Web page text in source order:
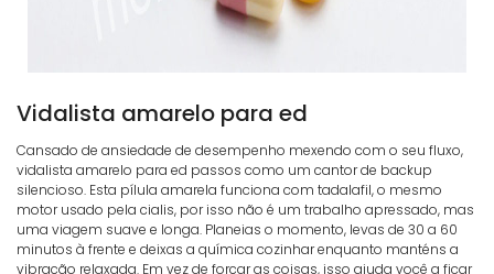
Vidalista amarelo para ed
Cansado de ansiedade de desempenho mexendo com o seu fluxo,
vidalista amarelo para ed passos como um cantor de backup
silencioso. Esta pílula amarela funciona com tadalafil, o mesmo
motor usado pela cialis, por isso não é um trabalho apressado, mas
uma viagem suave e longa. Planeias o momento, levas de 30 a 60
minutos à frente e deixas a química cozinhar enquanto manténs a
vibração relaxada. Em vez de forçar as coisas, isso ajuda você a ficar